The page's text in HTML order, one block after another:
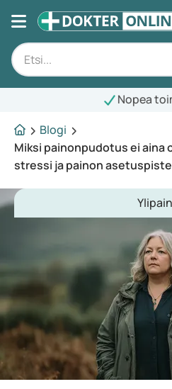
Blogi
Miksi painonpudotus ei aina
stressi ja painon asetuspiste